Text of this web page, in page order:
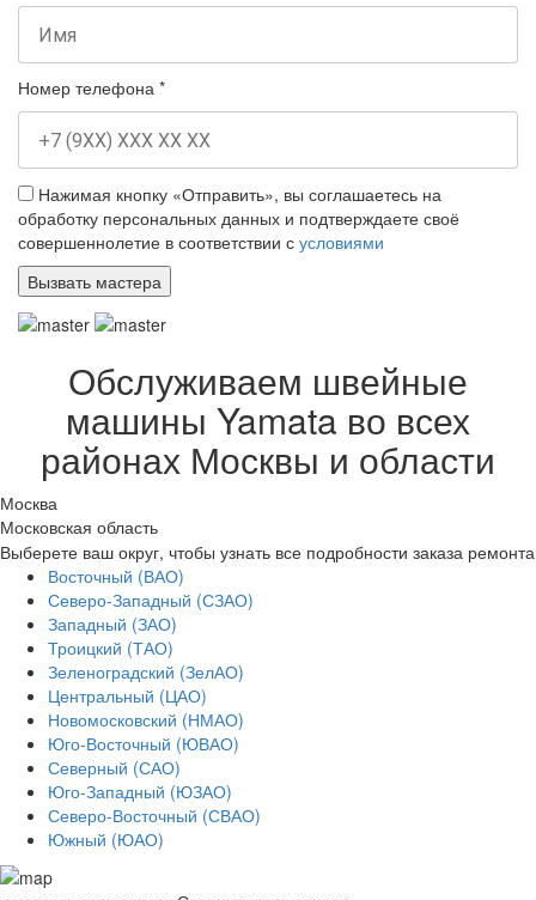
Номер телефона *
Нажимая кнопку «Отправить», вы соглашаетесь на
обработку персональных данных и подтверждаете своё
совершеннолетие в соответствии с условиями
Обслуживаем швейные
машины Yamata во всех
районах Москвы и области
Москва
Московская область
Выберете ваш округ, чтобы узнать все подробности заказа ремонта
Восточный (ВАО)
Северо-Западный (СЗАО)
Западный (ЗАО)
Троицкий (ТАО)
Зеленоградский (ЗелАО)
Центральный (ЦАО)
Новомосковский (НМАО)
Юго-Восточный (ЮВАО)
Северный (САО)
Юго-Западный (ЮЗАО)
Северо-Восточный (СВАО)
Южный (ЮАО)